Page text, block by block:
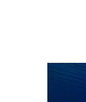
CAPA
NOTÍCIAS
PARA